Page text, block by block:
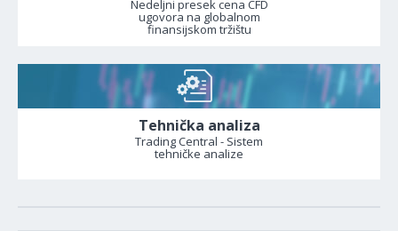
Nedeljni presek cena CFD
ugovora na globalnom
finansijskom tržištu
Tehnička analiza
Trading Central - Sistem
tehničke analize